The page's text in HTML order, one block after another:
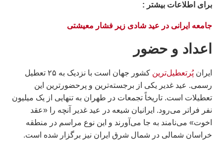
براى اطلاعات بيشتر :
جامعه ایرانی در عید شادی زیر فشار معیشتی
اعداد و حضور
ایرانپُرتعطیل‌ترین
کشور جهان است با نزدیک به ۲۵ تعطیل
رسمی. عید غدیر یکی از برجسته‌ترین و پرحضورترین این
تعطیلات است. تاریخاً تجمعات در طهران به تنهایی از یک میلیون
نفر فراتر می‌رود. ایرانیان شیعه در عید غدیر آنچه را «عقد
اخوت» می‌نامند به جا می‌آورند و این نوع مراسم در منطقه
خراسان شمالی در شمال شرق ایران نیز برگزار شده است.